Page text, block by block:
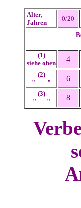
Alter,
Jahren
0/20
(1)
siehe oben
4
(2)
" "
6
(3)
" "
8